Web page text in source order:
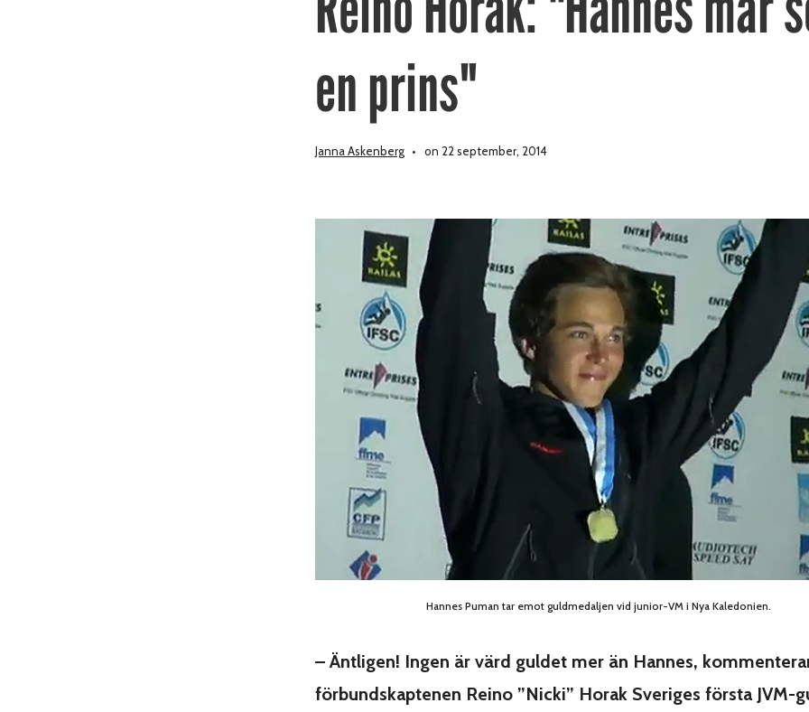
en prins"
Janna Askenberg on 22 september, 2014
Hannes Puman tar emot guldmedaljen vid junior-VM i Nya Kaledonien.
– Äntligen! Ingen är värd guldet mer än Hannes,
förbundskaptenen Reino ”Nicki” Horak Sveriges första JVM-